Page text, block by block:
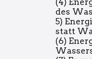
(4)
des
5)
statt
(6)